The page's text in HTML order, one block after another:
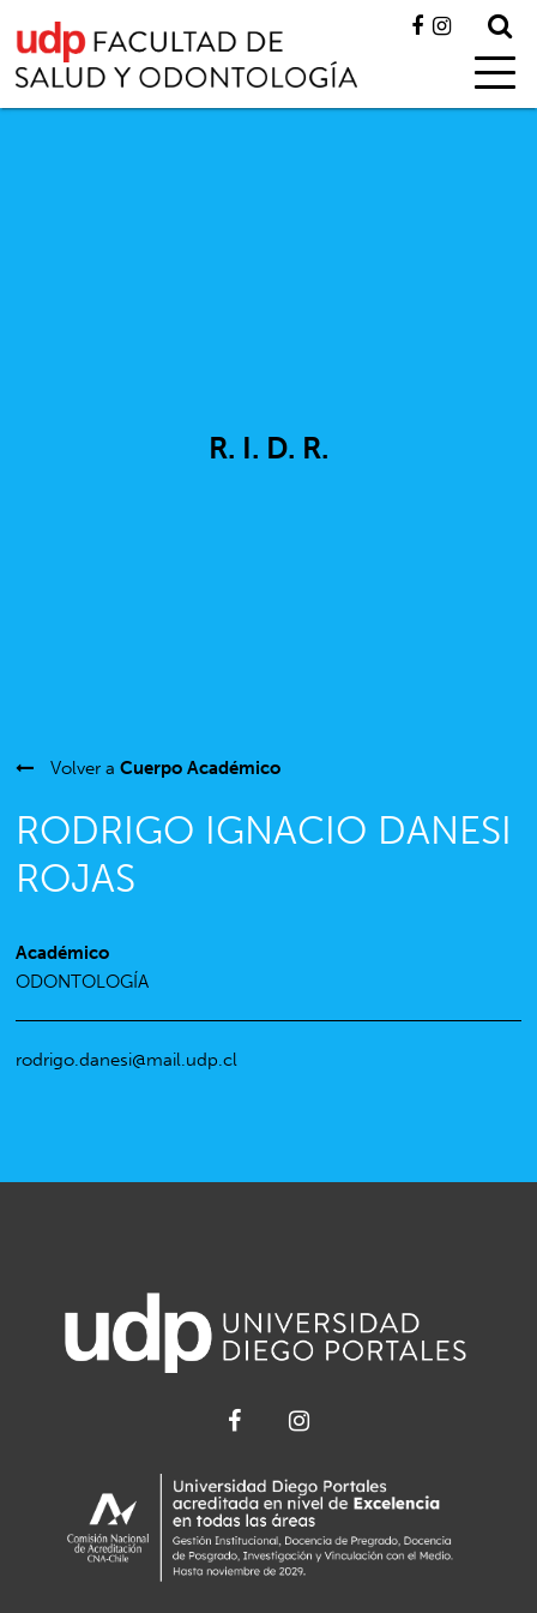
R. I. D. R.
Volver aCuerpo Académico
RODRIGO IGNACIO DANESI
ROJAS
Académico
ODONTOLOGÍA
rodrigo.danesi@mail.udp.cl